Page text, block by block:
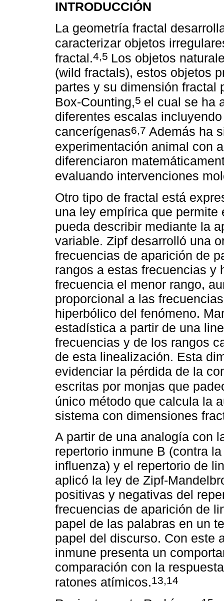
INTRODUCCIÓN
La geometría fractal
caracterizar objetos
fractal.4,5 Los objetos
(wild fractals), estos objetos
partes y su dimensión fractal
Box-Counting,5 el cual se ha
diferentes escalas
cancerígenas6,7 Además ha
experimentación animal con
diferenciaron
evaluando intervenciones
Otro tipo de fractal está
una ley empírica que
pueda describir mediante la
variable. Zipf desarrolló una
frecuencias de aparición de
rangos a estas frecuencias y
frecuencia el menor rango,
proporcional a las
hiperbólico del fenómeno.
estadística a partir de una
frecuencias y de los rangos
de esta linealización. Esta
evidenciar la pérdida de la
escritas por monjas que
único método que calcula la
sistema con dimensiones
A partir de una analogía con
repertorio inmune B (contra
influenza) y el repertorio de
aplicó la ley de Zipf-
positivas y negativas del
frecuencias de aparición de
papel de las palabras en un
papel del discurso. Con este
inmune presenta un
comparación con la
ratones atímicos.13,14